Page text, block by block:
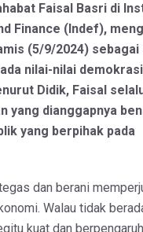
Faisal Basri di
Finance (Indef),
(5/9/2024)
nilai-nilai
Didik, Faisal
yang dianggapnya
yang berpihak pada
dan berani
Walau tidak
kuat dan